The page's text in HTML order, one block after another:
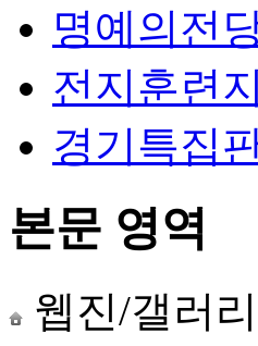
명예의전
전지훈련지
경기특집
본문 영역
웹진/갤러리